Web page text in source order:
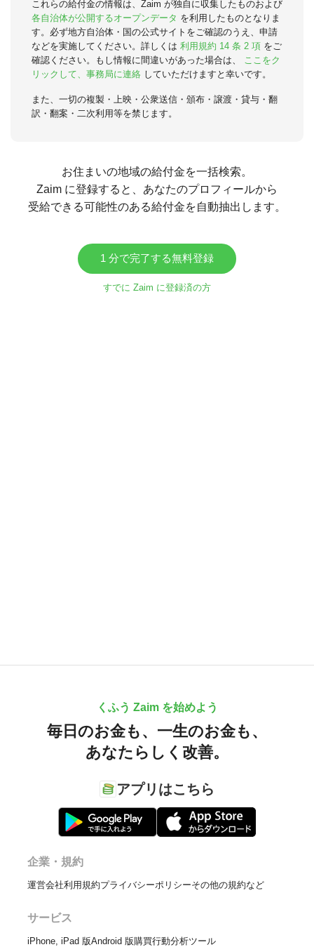
これらの給付金の情報は、Zaim が独自に収集したものおよび
各自治体が公開するオープンデータ を利用したものとなりま
す。必ず地方自治体・国の公式サイトをご確認のうえ、申請
などを実施してください。詳しくは 利用規約 14 条 2 項 をご
確認ください。もし情報に間違いがあった場合は、
ここをク
リックして、事務局に連絡 していただけますと幸いです。
また、一切の複製・上映・公衆送信・頒布・譲渡・貸与・翻
訳・翻案・二次利用等を禁じます。
お住まいの地域の給付金を一括検索。
Zaim に登録すると、あなたのプロフィールから
受給できる可能性のある給付金を自動抽出します。
1 分で完了する無料登録
すでに Zaim に登録済の方
くふう Zaim を始めよう
毎日のお金も、 一生のお金も、
あなたらしく改善。
アプリはこちら
企業・規約
運営会社利用規約プライバシーポリシーその他の規約など
サービス
iPhone, iPad 版Android 版購買行動分析ツール